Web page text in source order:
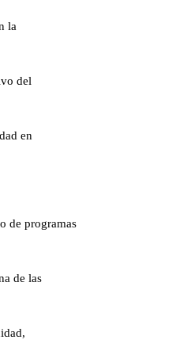
la
del
en
de programas
de las